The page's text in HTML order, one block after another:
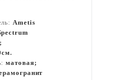
Ametis
матовая;